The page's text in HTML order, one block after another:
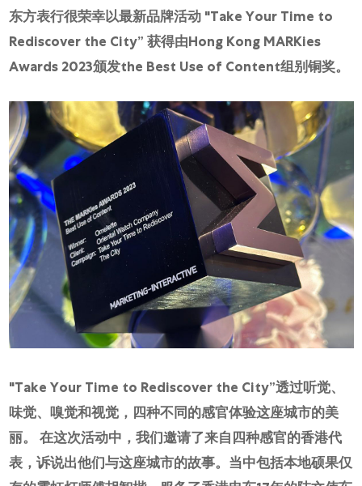
腕表维修
联络我们
登入
注册
会员尊享
繁體中文 | English
东方表行很荣幸以最新品牌活动 "Take Your Time to
Rediscover the City” 获得由Hong Kong MARKies
Awards 2023颁发the Best Use of Content组别铜奖。
"Take Your Time to Rediscover the City”透过听觉、
味觉、嗅觉和视觉，四种不同的感官体验这座城市的美
丽。 在这次活动中，我们邀请了来自四种感官的香港代
表，诉说出他们与这座城市的故事。当中包括本地硕果仅